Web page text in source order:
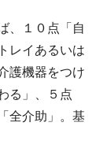
、１０点「自
レイあるいは
護機器をつけ
る」、５点
全介助」。基